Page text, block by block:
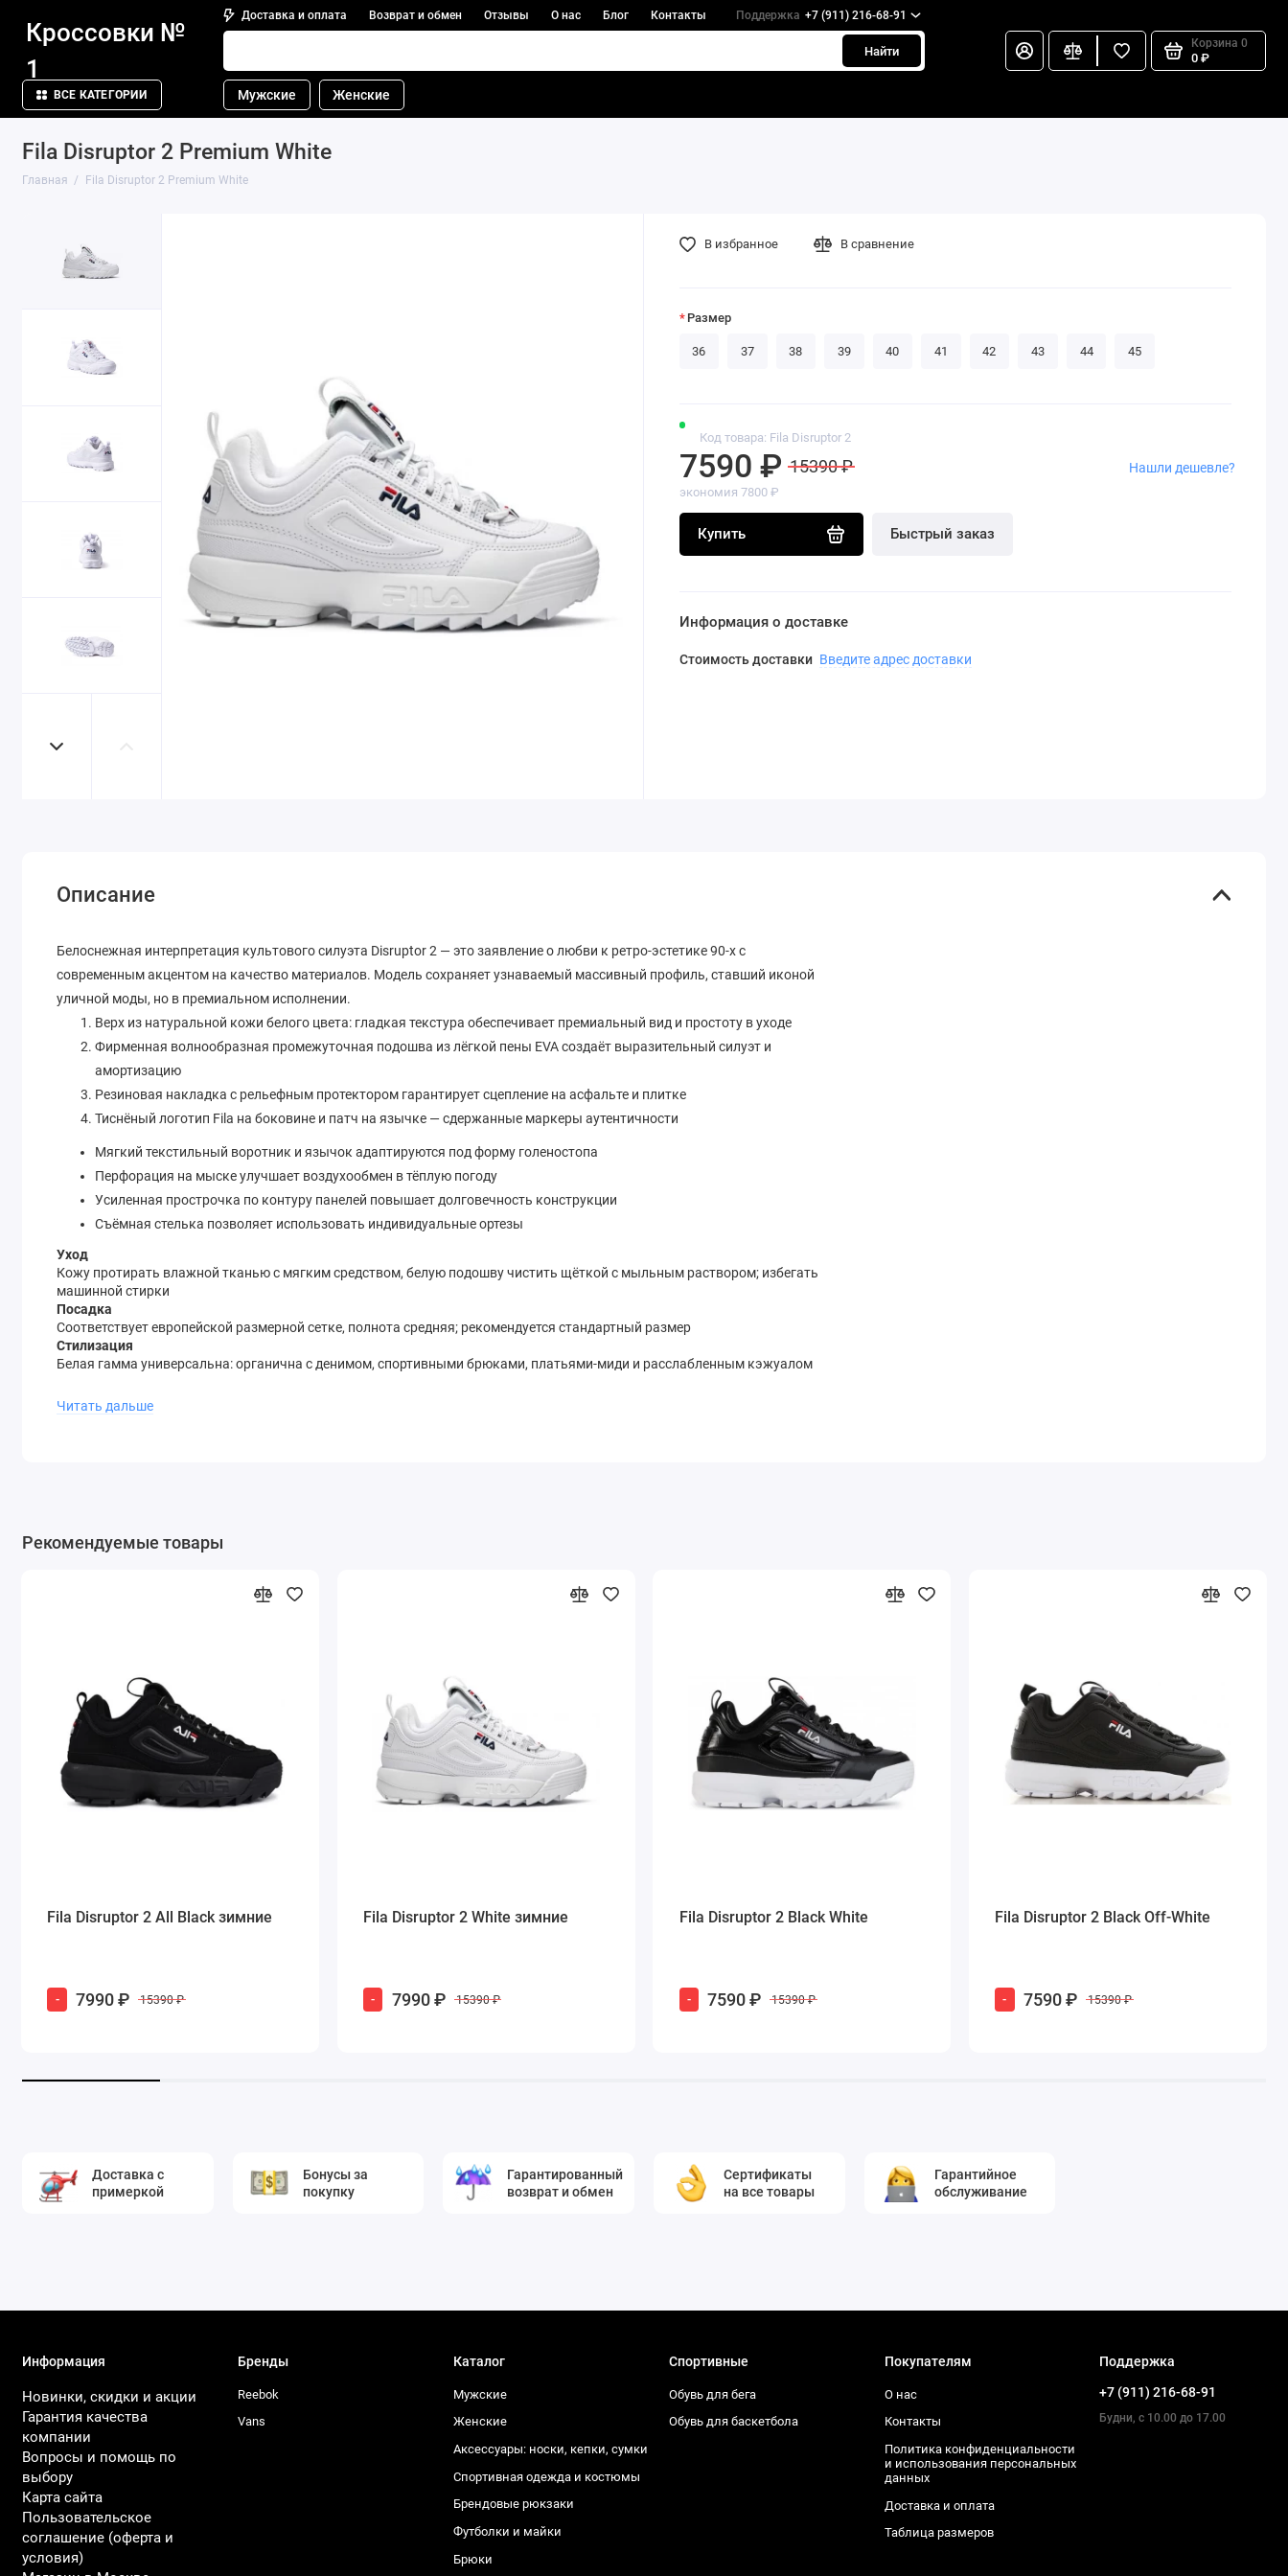
Доставка и оплата Возврат и обмен Отзывы О нас Блог Контакты Поддержка +7 (911) 216-68-91
Кроссовки №
1
Найти
Корзина 0
0 ₽
ВСЕ КАТЕГОРИИ Мужские Женские
Fila Disruptor 2 Premium White
Главная Fila Disruptor 2 Premium White
Код товара: Fila Disruptor 2
7590 ₽ 15390 ₽
экономия 7800 ₽
Купить Быстрый заказ
Нашли дешевле?
В избранное В сравнение
Размер
36 37 38 39 40 41 42 43 44 45
Информация о доставке
Стоимость доставки Введите адрес доставки
Описание
Белоснежная интерпретация культового силуэта Disruptor 2 — это заявление о любви к ретро-эстетике 90-х с
современным акцентом на качество материалов. Модель сохраняет узнаваемый массивный профиль, ставший иконой
уличной моды, но в премиальном исполнении.
Верх из натуральной кожи белого цвета: гладкая текстура обеспечивает премиальный вид и простоту в уходе
Фирменная волнообразная промежуточная подошва из лёгкой пены EVA создаёт выразительный силуэт и
амортизацию
Резиновая накладка с рельефным протектором гарантирует сцепление на асфальте и плитке
Тиснёный логотип Fila на боковине и патч на язычке — сдержанные маркеры аутентичности
Мягкий текстильный воротник и язычок адаптируются под форму голеностопа
Перфорация на мыске улучшает воздухообмен в тёплую погоду
Усиленная прострочка по контуру панелей повышает долговечность конструкции
Съёмная стелька позволяет использовать индивидуальные ортезы
Уход
Кожу протирать влажной тканью с мягким средством, белую подошву чистить щёткой с мыльным раствором; избегать
машинной стирки
Посадка
Соответствует европейской размерной сетке, полнота средняя; рекомендуется стандартный размер
Стилизация
Белая гамма универсальна: органична с денимом, спортивными брюками, платьями-миди и расслабленным кэжуалом
Disruptor 2 Premium White — выбор для тех, кто ценит смелый силуэт, премиальные материалы и повседневный комфорт.
Читать дальше
Рекомендуемые товары
Fila Disruptor 2 All Black зимние
- 7990 ₽ 15390 ₽
Fila Disruptor 2 White зимние
- 7990 ₽ 15390 ₽
Fila Disruptor 2 Black White
- 7590 ₽ 15390 ₽
Fila Disruptor 2 Black Off-White
- 7590 ₽ 15390 ₽
Доставка с
примеркой
Бонусы за
покупку
Гарантированный
возврат и обмен
Сертификаты
на все товары
Гарантийное
обслуживание
Информация
Новинки, скидки и акции
Гарантия качества
компании
Вопросы и помощь по
выбору
Карта сайта
Пользовательское
соглашение (оферта и
условия)
Бренды
Reebok
Vans
Каталог
Мужские
Женские
Аксессуары: носки, кепки, сумки
Спортивная одежда и костюмы
Брендовые рюкзаки
Футболки и майки
Брюки
Спортивные
Обувь для бега
Обувь для баскетбола
Покупателям
О нас
Контакты
Политика конфиденциальности
и использования персональных
данных
Доставка и оплата
Таблица размеров
Поддержка
+7 (911) 216-68-91
Будни, с 10.00 до 17.00